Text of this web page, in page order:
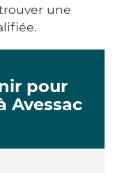
une
pour
Avessac